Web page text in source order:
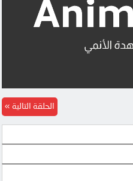
الحلقة التالية